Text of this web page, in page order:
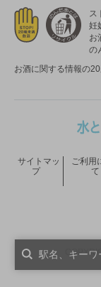
ス
妊
お
の
お酒に関する情報の
サイトマッ
プ
ご利用
て